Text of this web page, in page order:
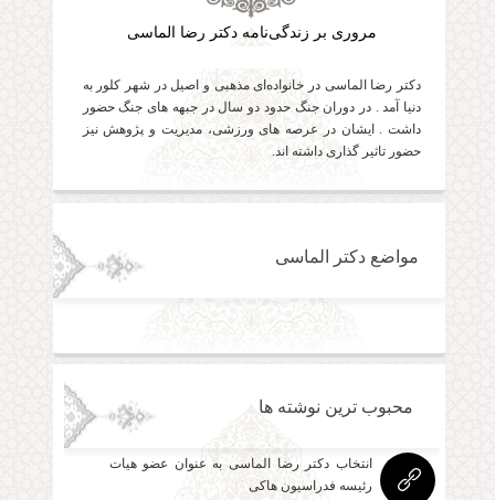
مروری بر زندگی‌نامه دکتر رضا الماسی
دکتر رضا الماسی در خانواده‌ای مذهبی و اصیل در شهر کلور به
دنیا آمد . در دوران جنگ حدود دو سال در جبهه های جنگ حضور
داشت . ایشان در عرصه های ورزشی، مدیریت و پژوهش نیز
حضور تاثیر گذاری داشته اند.
مواضع دکتر الماسی
محبوب ترین نوشته ها
انتخاب دکتر رضا الماسی به عنوان عضو هیات
رئیسه فدراسیون هاکی